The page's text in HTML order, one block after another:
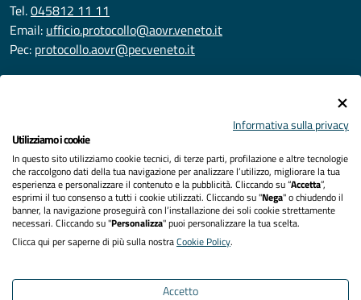
Tel.045812 11 11
Email: ufficio.protocollo@aovr.veneto.it
Pec: protocollo.aovr@pecveneto.it
Privacy
Accessibilità
Note legali
Informativa sulla privacy
Utilizziamo i cookie
In questo sito utilizziamo cookie tecnici, di terze parti, profilazione e altre tecnologie
che raccolgono dati della tua navigazione per analizzare l’utilizzo, migliorare la tua
esperienza e personalizzare il contenuto e la pubblicità. Cliccando su “Accetta”,
esprimi il tuo consenso a tutti i cookie utilizzati. Cliccando su "Nega" o chiudendo il
banner, la navigazione proseguirà con l’installazione dei soli cookie strettamente
necessari. Cliccando su "Personalizza" puoi personalizzare la tua scelta.
Clicca qui per saperne di più sulla nostraCookie Policy.
Accetto